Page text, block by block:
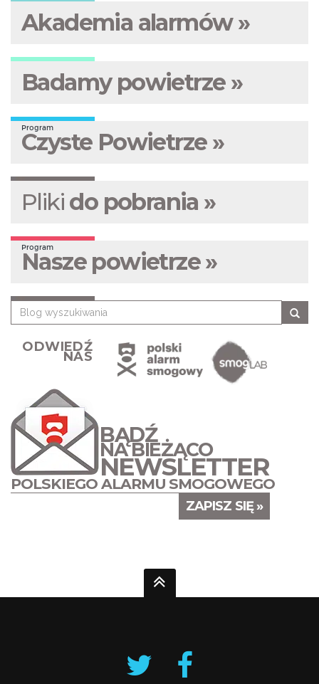
Akademia alarmów »
Badamy powietrze »
Program
Czyste Powietrze »
Pliki do pobrania »
Program
Nasze powietrze »
ODWIEDŹ
NAS
BĄDŹ
NA BIEŻĄCO
NEWSLETTER
POLSKIEGO ALARMU SMOGOWEGO
ZAPISZ SIĘ »